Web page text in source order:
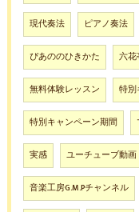
現代奏法 ピアノ奏法
ぴあののひきかた 六
無料体験レッスン 特別
特別キャンペーン期間
実感 ユーチューブ動画
音楽工房G.M.Pチャンネル